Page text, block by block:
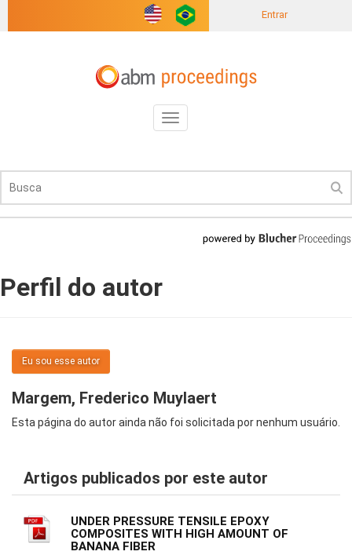
Entrar
Toggle
navigation
Perfil do autor
Eu sou esse autor
Margem, Frederico Muylaert
Esta página do autor ainda não foi solicitada por nenhum usuário.
Artigos publicados por este autor
UNDER PRESSURE TENSILE EPOXY
COMPOSITES WITH HIGH AMOUNT OF
BANANA FIBER